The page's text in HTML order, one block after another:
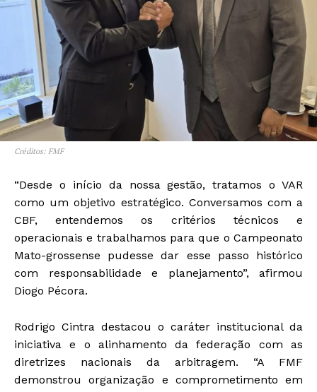
Créditos: FMF
“Desde o início da nossa gestão, tratamos o VAR
como um objetivo estratégico. Conversamos com a
CBF, entendemos os critérios técnicos e
operacionais e trabalhamos para que o Campeonato
Mato-grossense pudesse dar esse passo histórico
com responsabilidade e planejamento”, afirmou
Diogo Pécora.
Rodrigo Cintra destacou o caráter institucional da
iniciativa e o alinhamento da federação com as
diretrizes nacionais da arbitragem. “A FMF
demonstrou organização e comprometimento em